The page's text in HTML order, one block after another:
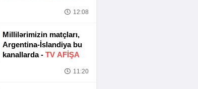
12:08
Millilərimizin matçları,
Argentina-İslandiya bu
kanallarda - TV AFİŞA
11:20